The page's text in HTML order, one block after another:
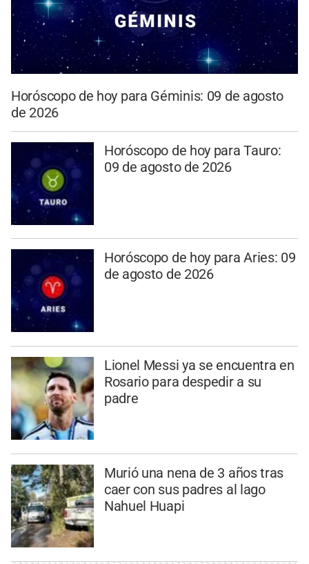
Horóscopo de hoy para Géminis: 09 de agosto
de 2026
Horóscopo de hoy para Tauro:
09 de agosto de 2026
Horóscopo de hoy para Aries: 09
de agosto de 2026
Lionel Messi ya se encuentra en
Rosario para despedir a su
padre
Murió una nena de 3 años tras
caer con sus padres al lago
Nahuel Huapi